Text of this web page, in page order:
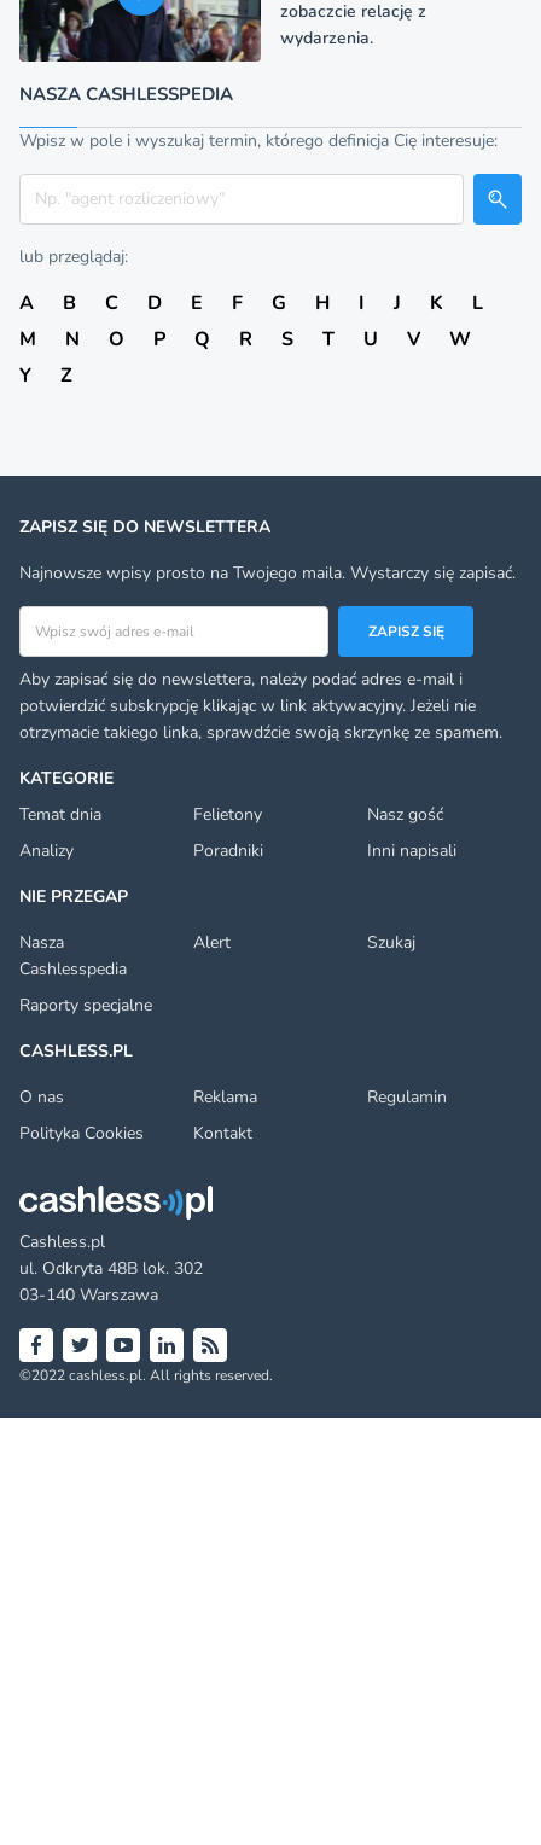
zobaczcie relację z
wydarzenia.
NASZA CASHLESSPEDIA
Wpisz w pole i wyszukaj termin, którego definicja Cię interesuje:
Szukaj
lub przeglądaj:
A B C D E F G H I J K
L
M
N O P Q R S T U V
W
Y
Z
Cashless.pl
ul. Odkryta 48B lok. 302
03-140 Warszawa
FacebookTwitterYouTubeLinkedIn
RSS
©2022 cashless.pl. All rights reserved.
KATEGORIE
Temat dnia
Felietony
Nasz gość
Analizy
Poradniki
Inni napisali
NIE PRZEGAP
Nasza
Cashlesspedia
Alert Szukaj
Raporty specjalne
CASHLESS.PL
O nas
Reklama
Regulamin
Polityka Cookies
Kontakt
ZAPISZ SIĘ DO NEWSLETTERA
Najnowsze wpisy prosto na Twojego maila. Wystarczy się zapisać.
Adres email
ZAPISZ SIĘ
Aby zapisać się do newslettera, należy podać adres e-mail i
potwierdzić subskrypcję klikając w link aktywacyjny. Jeżeli nie
otrzymacie takiego linka, sprawdźcie swoją skrzynkę ze spamem.